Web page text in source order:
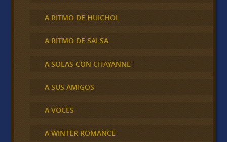
A RITMO DE HUICHOL
A RITMO DE SALSA
A SOLAS CON CHAYANNE
A SUS AMIGOS
A VOCES
A WINTER ROMANCE